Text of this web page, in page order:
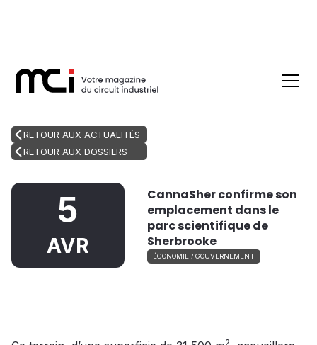
RETOUR AUX ACTUALITÉS
RETOUR AUX DOSSIERS
5
AVR
CannaSher confirme son
emplacement dans le
parc scientifique de
Sherbrooke
ÉCONOMIE / GOUVERNEMENT
2